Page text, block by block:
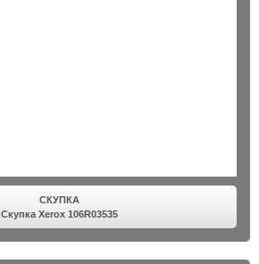
СКУПКА
Скупка Xerox 106R03535